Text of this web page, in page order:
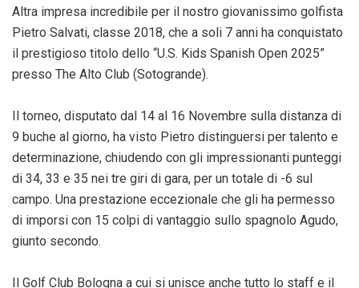
Altra impresa incredibile per il nostro giovanissimo golfista
Pietro Salvati, classe 2018, che a soli 7 anni ha conquistato
il prestigioso titolo dello “U.S. Kids Spanish Open 2025”
presso The Alto Club (Sotogrande).
Il torneo, disputato dal 14 al 16 Novembre sulla distanza di
9 buche al giorno, ha visto Pietro distinguersi per talento e
determinazione, chiudendo con gli impressionanti punteggi
di 34, 33 e 35 nei tre giri di gara, per un totale di -6 sul
campo. Una prestazione eccezionale che gli ha permesso
di imporsi con 15 colpi di vantaggio sullo spagnolo Agudo,
giunto secondo.
Il Golf Club Bologna a cui si unisce anche tutto lo staff e il